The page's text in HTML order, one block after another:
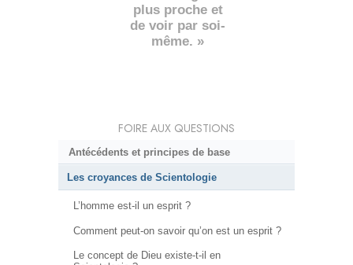
plus proche et
de voir par soi-
même. »
FOIRE AUX QUESTIONS
Antécédents et principes de base
Les croyances de Scientologie
L’homme est-il un esprit ?
Comment peut-on savoir qu’on est un esprit ?
Le concept de Dieu existe-t-il en